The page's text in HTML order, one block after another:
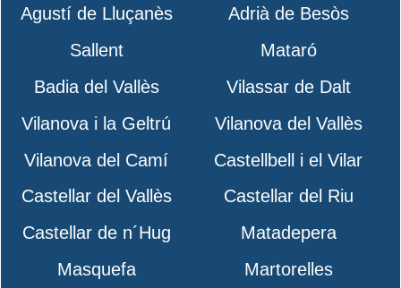
Agustí de Lluçanès
Adrià de Besòs
Sallent
Mataró
Badia del Vallès
Vilassar de Dalt
Vilanova i la Geltrú
Vilanova del Vallès
Vilanova del Camí
Castellbell i el Vilar
Castellar del Vallès
Castellar del Riu
Castellar de n´Hug
Matadepera
Masquefa
Martorelles